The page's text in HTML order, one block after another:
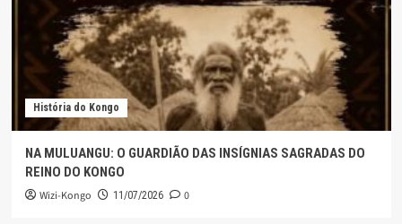
História do Kongo
NA MULUANGU: O GUARDIÃO DAS INSÍGNIAS SAGRADAS DO
REINO DO KONGO
Wizi-Kongo 11/07/2026 0